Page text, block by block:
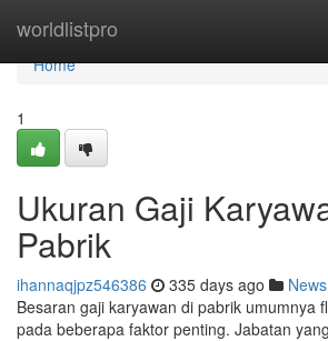
worldlistpro
Home
Home
1
Ukuran Gaji
Pabrik
ihannaqjpz546386 335 days ago News
Besaran gaji karyawan di pabrik umumnya
pada beberapa faktor penting. Jabatan